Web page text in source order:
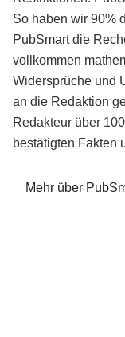
So haben wir 90%
PubSmart die
vollkommen
Widersprüche und
an die Redaktion
Redakteur über
bestätigten Fakten
Mehr über